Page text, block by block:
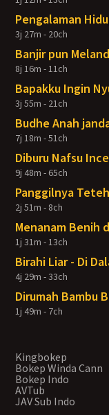
Pengalaman
3j 27m - 20ch
Banjir pun
8j 16m - 11ch
Bapakku Ingin
3j 55m - 21ch
Budhe Anah
7j 18m - 51ch
Diburu Nafsu
9j 48m - 65ch
Panggilnya
2j 51m - 8ch
Menanam Benih
1j 31m - 13ch
Birahi Liar - Di
4j 29m - 33ch
Dirumah Bambu
1j 49m - 7ch
Kingbokep
Bokep Winda Cann
Bokep Indo
AVTub
JAV Sub Indo